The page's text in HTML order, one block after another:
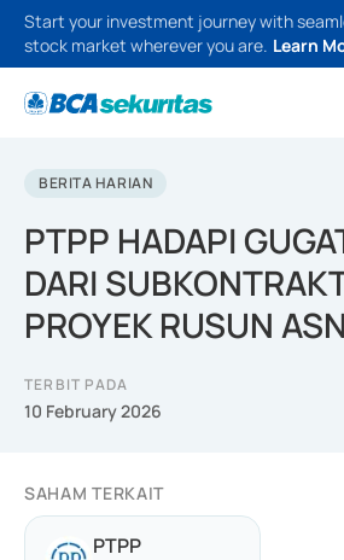
Start your investment journey with
stock market wherever you are. Learn
BERITA HARIAN
PTPP HADAPI
DARI
PROYEK RUSUN
TERBIT PADA
10 February 2026
SAHAM TERKAIT
PTPP